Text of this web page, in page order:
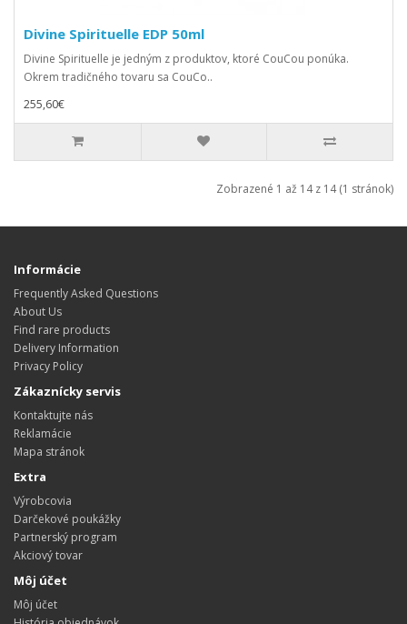
Divine Spirituelle EDP 50ml
Divine Spirituelle je jedným z produktov, ktoré CouCou ponúka.
Okrem tradičného tovaru sa CouCo..
255,60€
Zobrazené 1 až 14 z 14 (1 stránok)
Informácie
Frequently Asked Questions
About Us
Find rare products
Delivery Information
Privacy Policy
Zákaznícky servis
Kontaktujte nás
Reklamácie
Mapa stránok
Extra
Výrobcovia
Darčekové poukážky
Partnerský program
Akciový tovar
Môj účet
Môj účet